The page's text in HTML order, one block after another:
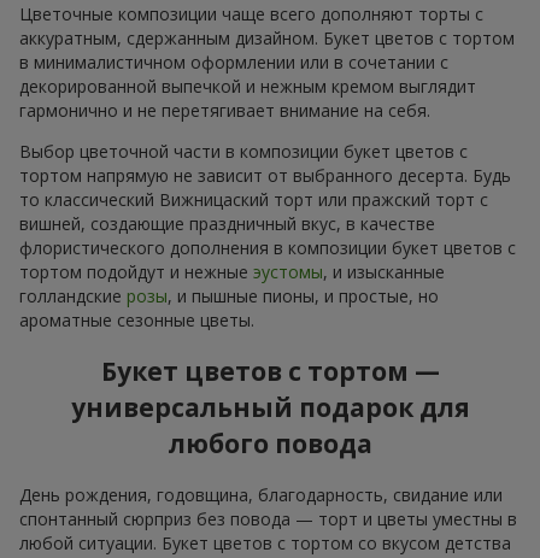
Цветочные композиции чаще всего дополняют торты с
аккуратным, сдержанным дизайном. Букет цветов с тортом
в минималистичном оформлении или в сочетании с
декорированной выпечкой и нежным кремом выглядит
гармонично и не перетягивает внимание на себя.
Выбор цветочной части в композиции букет цветов с
тортом напрямую не зависит от выбранного десерта. Будь
то классический Вижницаский торт или пражский торт с
вишней, создающие праздничный вкус, в качестве
флористического дополнения в композиции букет цветов с
тортом подойдут и нежные эустомы, и изысканные
голландские розы, и пышные пионы, и простые, но
ароматные сезонные цветы.
Букет цветов с тортом —
универсальный подарок для
любого повода
День рождения, годовщина, благодарность, свидание или
спонтанный сюрприз без повода — торт и цветы уместны в
любой ситуации. Букет цветов с тортом со вкусом детства